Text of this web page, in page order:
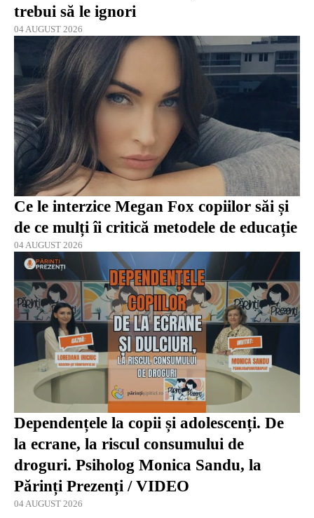
trebui să le ignori
04 AUGUST 2026
Ce le interzice Megan Fox copiilor săi și
de ce mulți îi critică metodele de educație
04 AUGUST 2026
Dependențele la copii și adolescenți. De
la ecrane, la riscul consumului de
droguri. Psiholog Monica Sandu, la
Părinți Prezenți / VIDEO
04 AUGUST 2026